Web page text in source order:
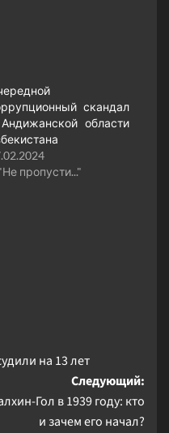
скандал
области
пропусти..."
на 13 лет
Следующий:
Гол в 1939 году: кто
и зачем его начал?